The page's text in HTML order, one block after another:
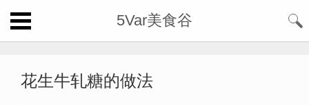
5Var美食谷
花生牛轧糖的做法